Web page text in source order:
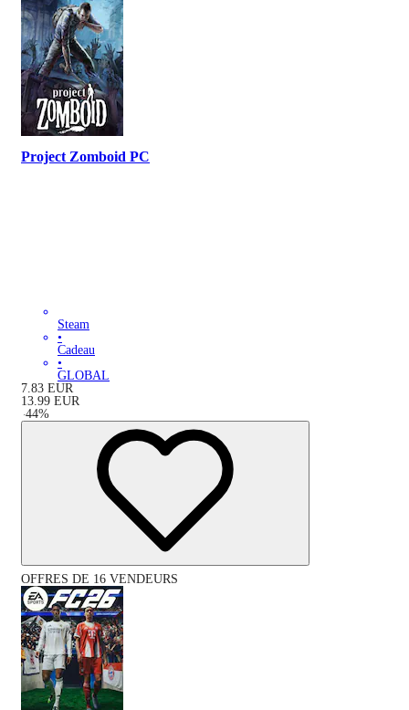
Project Zomboid PC
Steam
•
Cadeau
•
GLOBAL
7.83 EUR
13.99 EUR
-44%
OFFRES DE 16 VENDEURS